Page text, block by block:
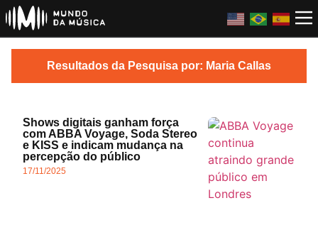
Resultados da Pesquisa por: Maria Callas
Shows digitais ganham força
com ABBA Voyage, Soda Stereo
e KISS e indicam mudança na
percepção do público
17/11/2025